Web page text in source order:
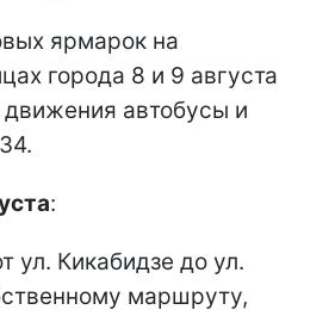
ярмарок на
города 8 и 9 августа
автобусы и
:
ул. Кикабидзе до ул.
маршруту,